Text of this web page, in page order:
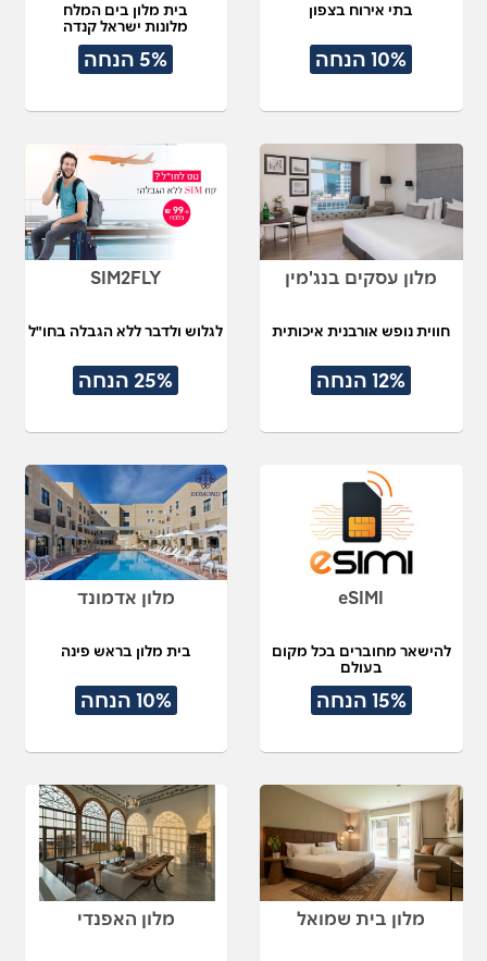
בתי אירוח בצפון
10% הנחה
בית מלון בים המלח
מלונות ישראל קנדה
5% הנחה
מלון עסקים בנג'מין
חווית נופש אורבנית איכותית
12% הנחה
SIM2FLY
לגלוש ולדבר ללא הגבלה בחו"ל
25% הנחה
eSIMI
להישאר מחוברים בכל מקום
בעולם
15% הנחה
מלון אדמונד
בית מלון בראש פינה
10% הנחה
מלון בית שמואל מלון האפנדי